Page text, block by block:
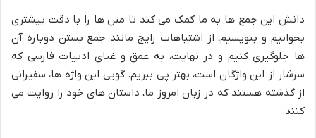
دانش این جمع ها به ما کمک می کند تا متن ها را با دقت بیشتری
بخوانیم و بنویسیم، از اشتباهات رایج مانند جمع بستن دوباره آن
ها جلوگیری کنیم و در نهایت، به عمق و غنای ادبیات فارسی که
سرشار از این واژگان است، بهتر پی ببریم. گویی این واژه ها، سفیرانی
از گذشته هستند که در زبان امروز ما، داستان های خود را روایت می
کنند.